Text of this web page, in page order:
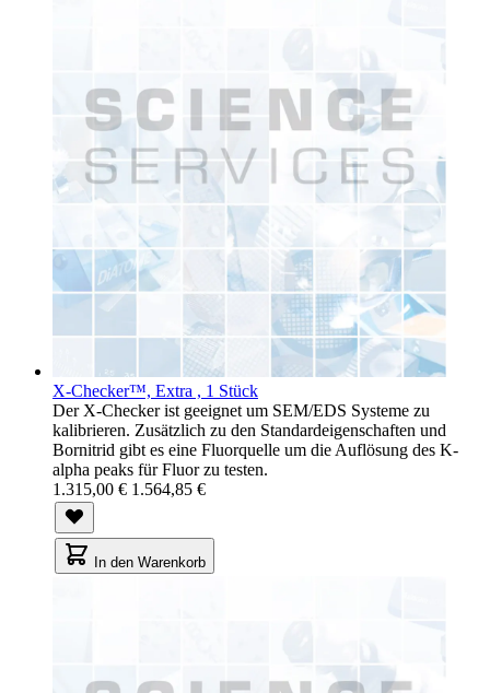
X-Checker™, Extra , 1 Stück
Der X-Checker ist geeignet um SEM/EDS Systeme zu
kalibrieren. Zusätzlich zu den Standardeigenschaften und
Bornitrid gibt es eine Fluorquelle um die Auflösung des K-
alpha peaks für Fluor zu testen.
1.315,00 € 1.564,85 €
In den Warenkorb